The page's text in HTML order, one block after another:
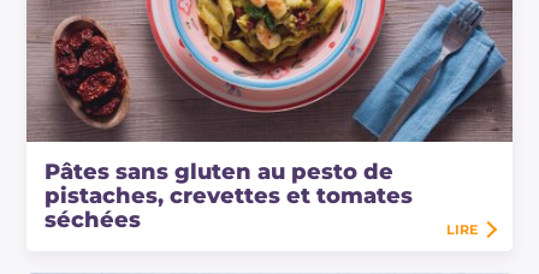
Pâtes sans gluten au pesto de
pistaches, crevettes et tomates
séchées
LIRE